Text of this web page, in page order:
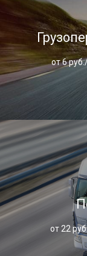
от 6
от 22